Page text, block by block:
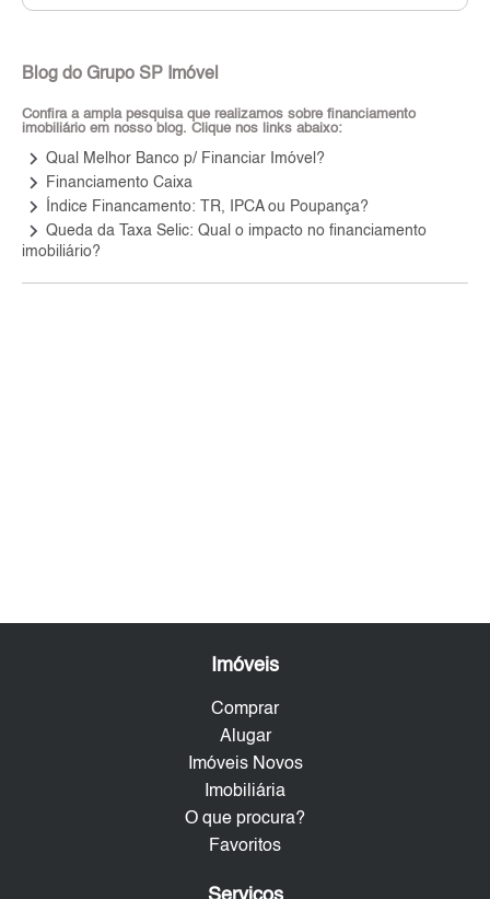
Blog do Grupo SP Imóvel
Confira a ampla pesquisa que realizamos sobre financiamento
imobiliário em nosso blog. Clique nos links abaixo:
keyboard_arrow_right Qual Melhor Banco p/ Financiar Imóvel?
keyboard_arrow_right Financiamento Caixa
keyboard_arrow_right Índice Financamento: TR, IPCA ou Poupança?
keyboard_arrow_right Queda da Taxa Selic: Qual o impacto no financiamento
imobiliário?
Imóveis
Comprar
Alugar
Imóveis Novos
Imobiliária
O que procura?
Favoritos